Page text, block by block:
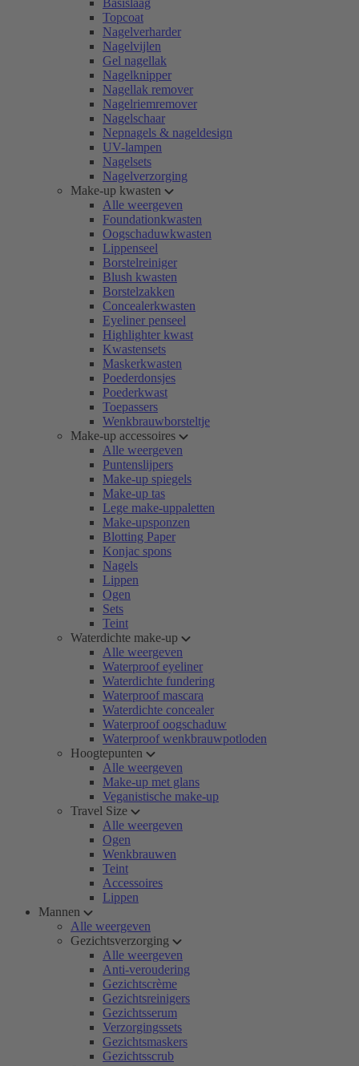
Basislaag
Topcoat
Nagelverharder
Nagelvijlen
Gel nagellak
Nagelknipper
Nagellak remover
Nagelriemremover
Nagelschaar
Nepnagels & nageldesign
UV-lampen
Nagelsets
Nagelverzorging
Make-up kwasten
Alle weergeven
Foundationkwasten
Oogschaduwkwasten
Lippenseel
Borstelreiniger
Blush kwasten
Borstelzakken
Concealerkwasten
Eyeliner penseel
Highlighter kwast
Kwastensets
Maskerkwasten
Poederdonsjes
Poederkwast
Toepassers
Wenkbrauwborsteltje
Make-up accessoires
Alle weergeven
Puntenslijpers
Make-up spiegels
Make-up tas
Lege make-uppaletten
Make-upsponzen
Blotting Paper
Konjac spons
Nagels
Lippen
Ogen
Sets
Teint
Waterdichte make-up
Alle weergeven
Waterproof eyeliner
Waterdichte fundering
Waterproof mascara
Waterdichte concealer
Waterproof oogschaduw
Waterproof wenkbrauwpotloden
Hoogtepunten
Alle weergeven
Make-up met glans
Veganistische make-up
Travel Size
Alle weergeven
Ogen
Wenkbrauwen
Teint
Accessoires
Lippen
Mannen
Alle weergeven
Gezichtsverzorging
Alle weergeven
Anti-veroudering
Gezichtscrème
Gezichtsreinigers
Gezichtsserum
Verzorgingssets
Gezichtsmaskers
Gezichtsscrub